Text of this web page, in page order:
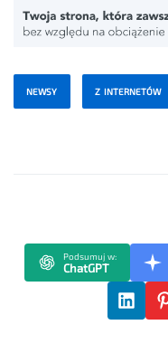
NEWSY Z INTERNETÓW
Podsumuj w:
ChatGPT